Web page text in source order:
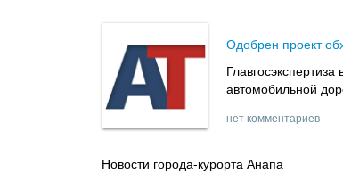
Одобрен проект
автомобильной
нет комментариев
Новости города-курорта Анапа